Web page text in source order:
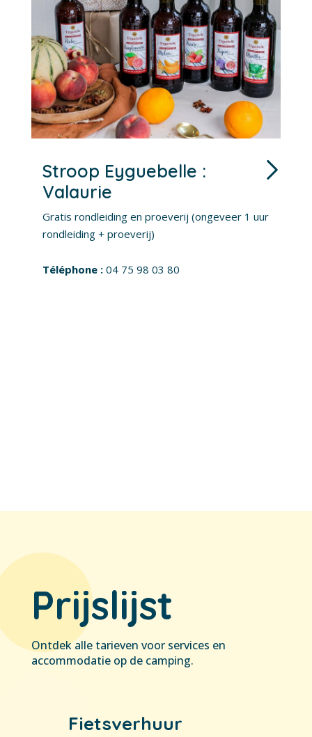
Stroop Eyguebelle :
Valaurie
Gratis rondleiding en proeverij (ongeveer 1 uur
rondleiding + proeverij)
04 75 98 03 80
Prijslijst
Ontdek alle tarieven voor services en
accommodatie op de camping.
Fietsverhuur